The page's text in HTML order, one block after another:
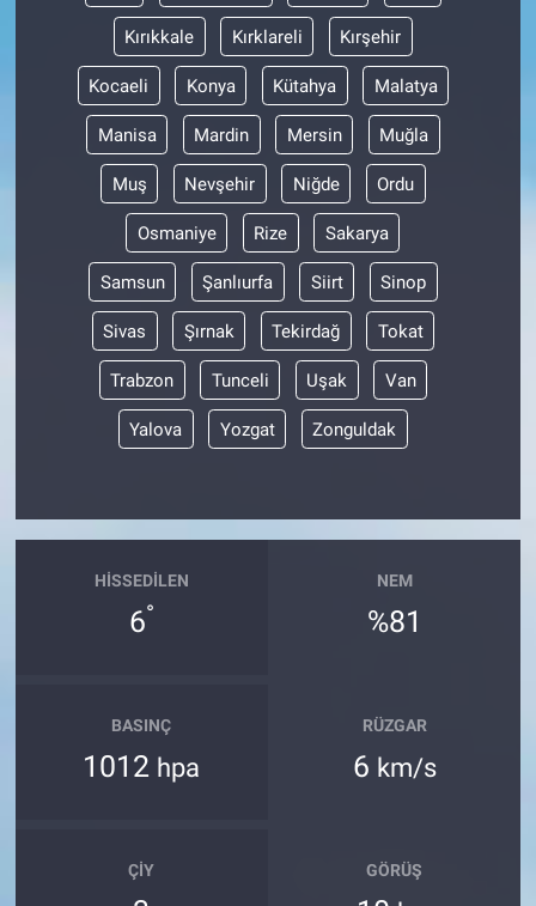
Kırıkkale Kırklareli Kırşehir
Kocaeli Konya Kütahya Malatya
Manisa Mardin Mersin Muğla
Muş Nevşehir Niğde Ordu
Osmaniye Rize Sakarya
Samsun Şanlıurfa Siirt Sinop
Sivas Şırnak Tekirdağ Tokat
Trabzon Tunceli Uşak Van
Yalova Yozgat Zonguldak
HISSEDILEN
6°
NEM
%81
BASINÇ
1012 hpa
RÜZGAR
6 km/s
ÇIY GÖRÜŞ